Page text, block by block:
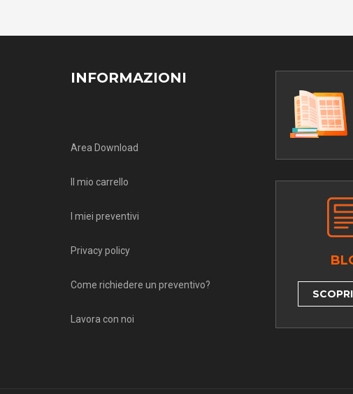
INFORMAZIONI
Area Download
Il mio carrello
I miei preventivi
Privacy policy
Come richiedere un preventivo?
Lavora con noi